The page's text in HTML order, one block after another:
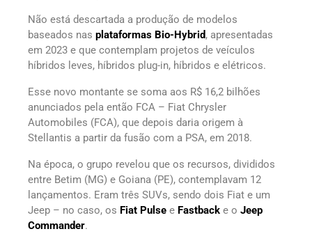
Não está descartada a produção de modelos
baseados nas plataformas Bio-Hybrid, apresentadas
em 2023 e que contemplam projetos de veículos
híbridos leves, híbridos plug-in, híbridos e elétricos.
Esse novo montante se soma aos R$ 16,2 bilhões
anunciados pela então FCA – Fiat Chrysler
Automobiles (FCA), que depois daria origem à
Stellantis a partir da fusão com a PSA, em 2018.
Na época, o grupo revelou que os recursos, divididos
entre Betim (MG) e Goiana (PE), contemplavam 12
lançamentos. Eram três SUVs, sendo dois Fiat e um
Jeep – no caso, os Fiat Pulse e Fastback e o Jeep
Commander.